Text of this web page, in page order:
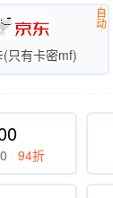
(只有卡密mf)
自
动
· 94折